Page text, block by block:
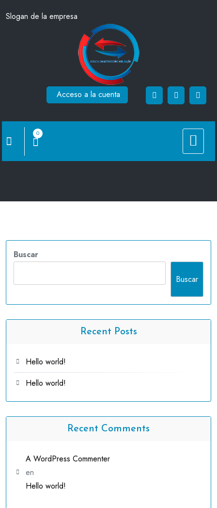
Slogan de la empresa
Acceso a la cuenta
0
Buscar
Buscar
Recent Posts
Hello world!
Hello world!
Recent Comments
A WordPress Commenter
en
Hello world!